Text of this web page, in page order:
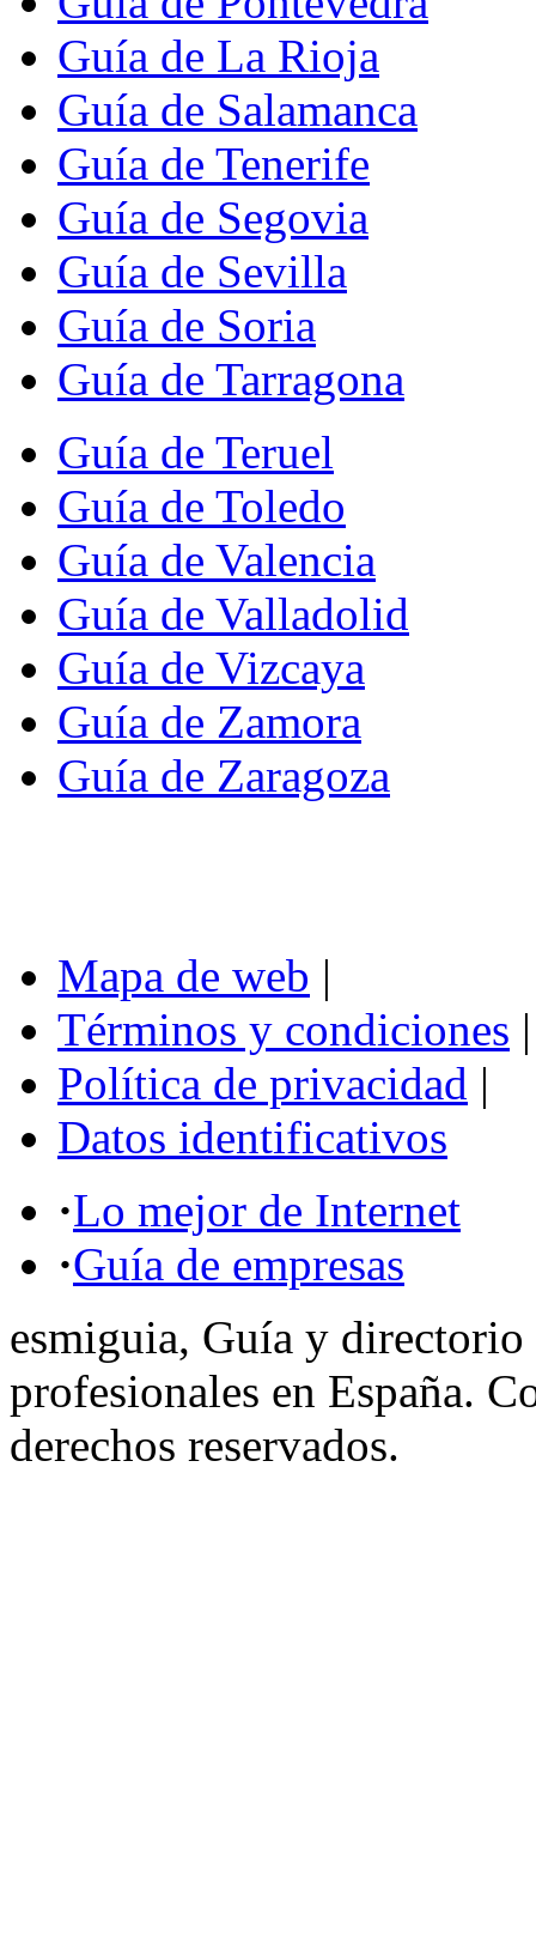
Guía de La Rioja
Guía de Salamanca
Guía de Tenerife
Guía de Segovia
Guía de Sevilla
Guía de Soria
Guía de Tarragona
Guía de Teruel
Guía de Toledo
Guía de Valencia
Guía de Valladolid
Guía de Vizcaya
Guía de Zamora
Guía de Zaragoza
Mapa de web |
Términos y condiciones |
Política de privacidad |
Datos identificativos
·Lo mejor de Internet
·Guía de empresas
esmiguia, Guía y directorio
profesionales en España.
derechos reservados.